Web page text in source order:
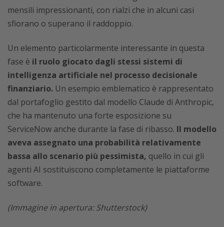
mensili impressionanti, con rialzi che in alcuni casi
sfiorano o superano il raddoppio.
Un elemento particolarmente interessante in questa
fase è il ruolo giocato dagli stessi sistemi di
intelligenza artificiale nel processo decisionale
finanziario. Un esempio emblematico è rappresentato
dal portafoglio gestito dal modello Claude di Anthropic,
che ha mantenuto una forte esposizione su
ServiceNow anche durante la fase di ribasso. Il modello
aveva assegnato una probabilità relativamente
bassa allo scenario più pessimista, quello in cui gli
agenti AI sostituiscono completamente le piattaforme
software.
(Immagine in apertura: Shutterstock)